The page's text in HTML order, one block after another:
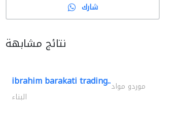
شارك
نتائج مشابهة
ibrahim barakati trading..موردو مواد
البناء